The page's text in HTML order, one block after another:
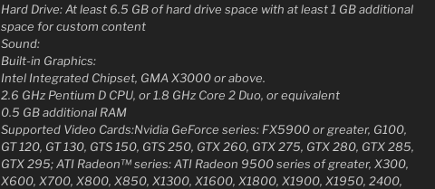
Hard Drive: At least 6.5 GB of hard drive space with at least 1 GB additional
space for custom content
Sound:
Built-in Graphics:
Intel Integrated Chipset, GMA X3000 or above.
2.6 GHz Pentium D CPU, or 1.8 GHz Core 2 Duo, or equivalent
0.5 GB additional RAM
Supported Video Cards:Nvidia GeForce series: FX5900 or greater, G100,
GT 120, GT 130, GTS 150, GTS 250, GTX 260, GTX 275, GTX 280, GTX 285,
GTX 295; ATI Radeon™ series: ATI Radeon 9500 series of greater, X300,
X600, X700, X800, X850, X1300, X1600, X1800, X1900, X1950, 2400,